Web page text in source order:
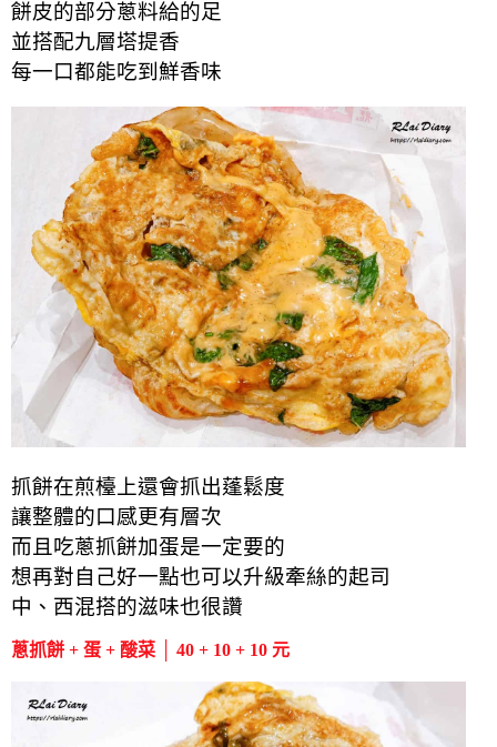
餅皮的部分蔥料給的足
並搭配九層塔提香
每一口都能吃到鮮香味
抓餅在煎檯上還會抓出蓬鬆度
讓整體的口感更有層次
而且吃蔥抓餅加蛋是一定要的
想再對自己好一點也可以升級牽絲的起司
中、西混搭的滋味也很讚
蔥抓餅 + 蛋 + 酸菜 │ 40 + 10 + 10 元